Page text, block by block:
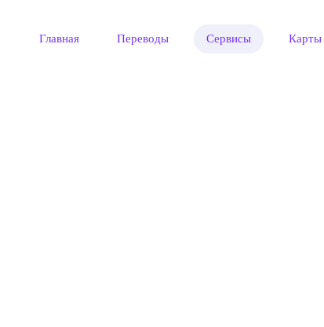
Главная Переводы Сервисы Карты